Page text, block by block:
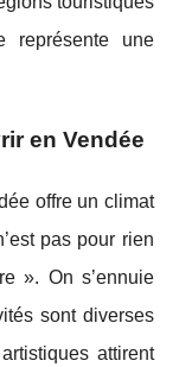
représente une
en Vendée
offre un climat
pas pour rien
». On s’ennuie
sont diverses
attirent